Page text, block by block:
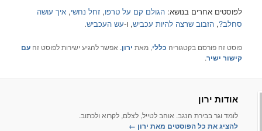
בנושא:הגולם קם על טרפו,זחל נחשי,איך עושה
שרצה להיות עכביש, ו-עש העכביש.
בקטגוריה כללי, מאתירון. אפשר להגיע ישירות לפוסט זהעם
הנגב. אוהב לטייל, לצלם, לקרוא ולכתוב.
הפוסטים מאת ירון‏←